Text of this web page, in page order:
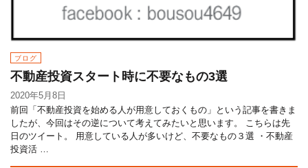
ブログ
不動産投資スタート時に不要なもの3選
2020年5月8日
前回「不動産投資を始める人が用意しておくもの」という記事を書きま
したが、今回はその逆について考えてみたいと思います。 こちらは先
日のツイート。 用意している人が多いけど、不要なもの３選 ・不動産
投資活 …